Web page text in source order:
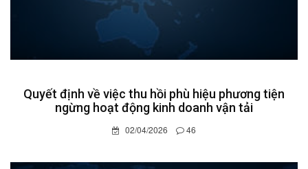
Quyết định về việc thu hồi phù hiệu phương tiện
ngừng hoạt động kinh doanh vận tải
02/04/2026 46